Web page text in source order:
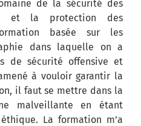
de la sécurité des
et la protection des
basée sur les
dans laquelle on a
de sécurité offensive et
à vouloir garantir la
il faut se mettre dans la
malveillante en étant
La formation m’a